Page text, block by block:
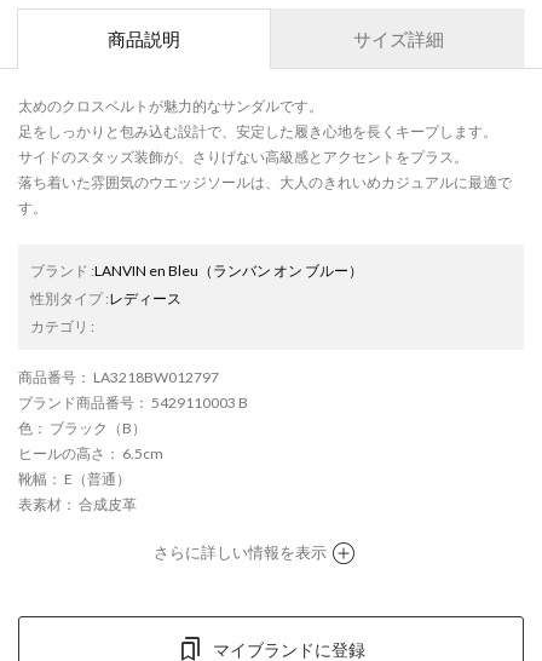
商品説明 サイズ詳細
太めのクロスベルトが魅力的なサンダルです。
足をしっかりと包み込む設計で、安定した履き心地を長くキープします。
サイドのスタッズ装飾が、さりげない高級感とアクセントをプラス。
落ち着いた雰囲気のウエッジソールは、大人のきれいめカジュアルに最適で
す。
ブランド :LANVIN en Bleu （ランバン オン ブルー）
性別タイプ:レディース
カテゴリ :
商品番号 ： LA3218BW012797
ブランド商品番号 ： 5429110003 B
色 ： ブラック（B）
ヒールの高さ ： 6.5cm
靴幅 ： E（普通）
表素材 ： 合成皮革
さらに詳しい情報を表示
マイブランドに登録